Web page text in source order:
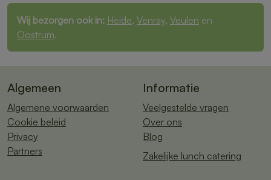
Wij bezorgen ook in: Heide, Venray, Veulen en
Oostrum.
Algemeen
Algemene voorwaarden
Cookie beleid
Privacy
Partners
Informatie
Veelgestelde vragen
Over ons
Blog
Zakelijke lunch catering